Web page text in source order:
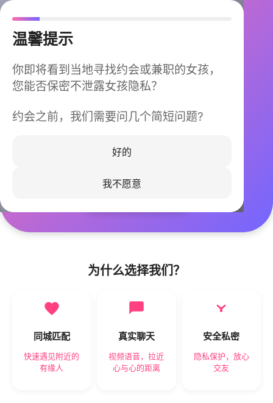
温馨提示
你即将看到当地寻找约会或兼职的女孩，
您能否保密不泄露女孩隐私？
约会之前，我们需要问几个简短问题?
好的
我不愿意
今晚不再孤单
同城快速匹配，马上认识身边的TA
立即下载
为什么选择我们？
同城匹配
快速遇见附近的
有缘人
真实聊天
视频语音，拉近
心与心的距离
安全私密
隐私保护，放心
交友